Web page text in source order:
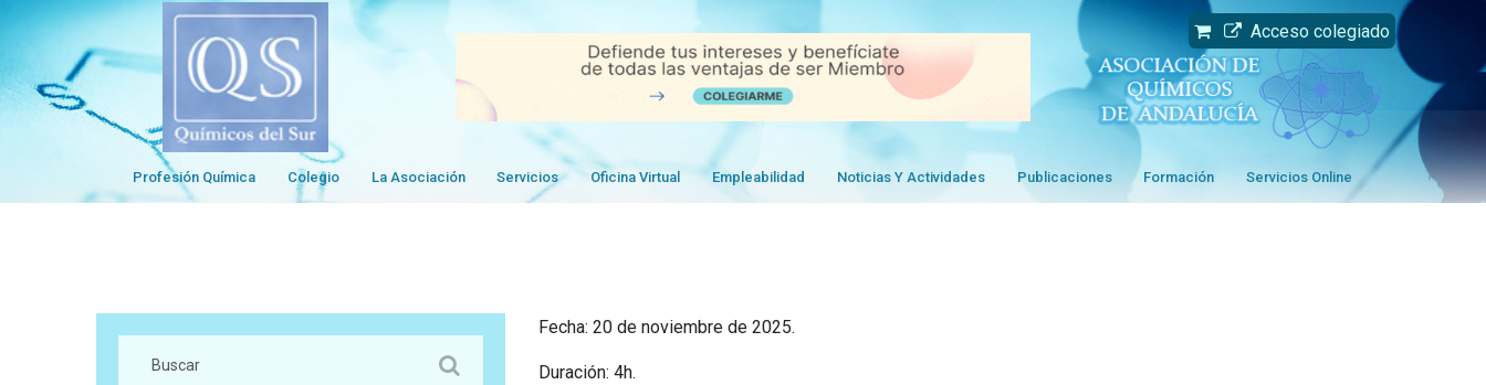
Acceso colegiado
Profesión Química Colegio La Asociación Servicios Oficina Virtual Empleabilidad Noticias Y Actividades Publicaciones Formación Servicios Online
Fecha: 20 de noviembre de 2025.
Duración: 4h.